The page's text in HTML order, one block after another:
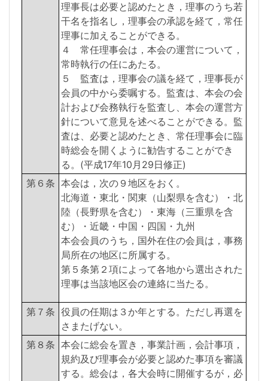
理事長は必要と認めたとき，理事のうち若
干名を指名し，理事会の承認を経て，常任
理事に加えることができる。
４ 常任理事会は，本会の運営について，
常時執行の任にあたる。
５ 監査は，理事会の議を経て，理事長が
会員の中から委嘱する。監査は、本会の会
計および会務執行を監査し、本会の運営方
針について意見を述べることができる。監
査は、必要と認めたとき、常任理事会に臨
時総会を開くように勧告することができ
る。(平成17年10月29日修正)
第６条 本会は，次の９地区をおく。
北海道・東北・関東（山梨県を含む）・北
陸（長野県を含む）・東海（三重県を含
む）・近畿・中国・四国・九州
本会会員のうち，国外在住の会員は，事務
局所在の地区に所属する。
第５条第２項によって各地から選出された
理事は当該地区会の連絡に当たる。
第７条 役員の任期は３か年とする。ただし再選を
さまたげない。
第８条 本会に総会を置き，事業計画，会計事項，
規約及び理事会が必要と認めた事項を審議
する。総会は，各大会時に開催するが，必